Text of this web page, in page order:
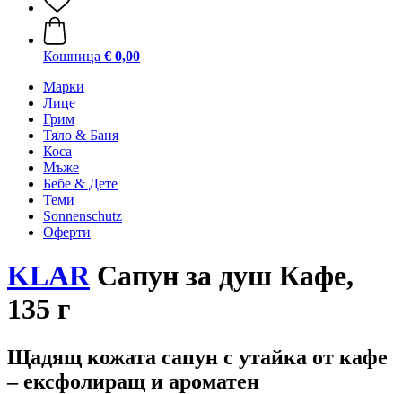
Кошница € 0,00
Марки
Лице
Грим
Тяло & Баня
Коса
Мъже
Бебе & Дете
Теми
Sonnenschutz
Оферти
KLARСапун за душ Кафе,
135 г
Щадящ кожата сапун с утайка от кафе
– ексфолиращ и ароматен